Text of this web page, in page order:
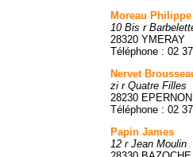
Moreau Philippe
10 Bis r
28320 YMERAY
Téléphone : 02
Nervet
zi r Quatre Filles
28230 EPERNON
Téléphone : 02
Papin James
12 r Jean Moulin